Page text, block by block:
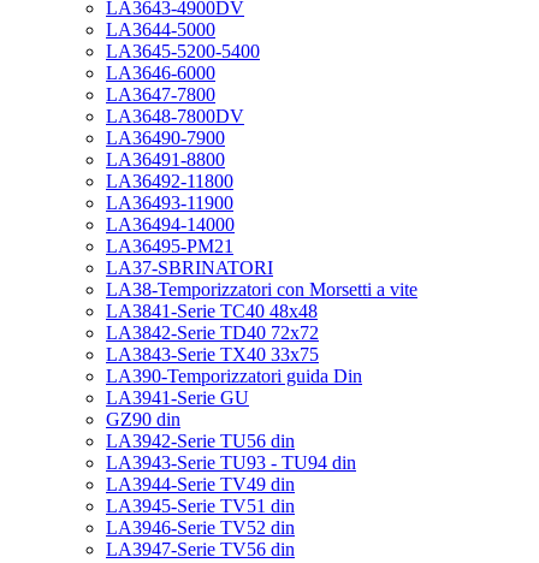
LA3643-4900DV
LA3644-5000
LA3645-5200-5400
LA3646-6000
LA3647-7800
LA3648-7800DV
LA36490-7900
LA36491-8800
LA36492-11800
LA36493-11900
LA36494-14000
LA36495-PM21
LA37-SBRINATORI
LA38-Temporizzatori con Morsetti a vite
LA3841-Serie TC40 48x48
LA3842-Serie TD40 72x72
LA3843-Serie TX40 33x75
LA390-Temporizzatori guida Din
LA3941-Serie GU
GZ90 din
LA3942-Serie TU56 din
LA3943-Serie TU93 - TU94 din
LA3944-Serie TV49 din
LA3945-Serie TV51 din
LA3946-Serie TV52 din
LA3947-Serie TV56 din